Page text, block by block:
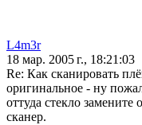
L4m3r
18 мар. 2005 г., 18:21:03
Re: Как сканировать
оригинальное - ну
оттуда стекло замените
сканер.